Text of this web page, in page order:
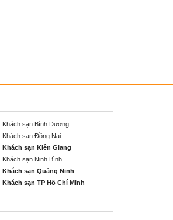
Khách sạn Bình Dương
Khách sạn Đồng Nai
Khách sạn Kiên Giang
Khách sạn Ninh Bình
Khách sạn Quảng Ninh
Khách sạn TP Hồ Chí Minh